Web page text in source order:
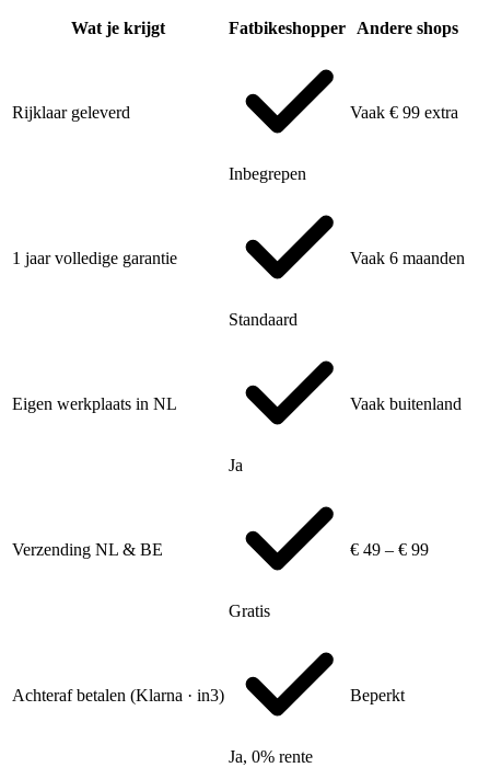
Wat je krijgt Fatbikeshopper Andere shops
Rijklaar geleverd
Inbegrepen
Vaak € 99 extra
1 jaar volledige garantie
Standaard
Vaak 6 maanden
Eigen werkplaats in NL
Ja
Vaak buitenland
Verzending NL & BE
Gratis
€ 49 – € 99
Achteraf betalen (Klarna · in3)
Ja, 0% rente
Beperkt